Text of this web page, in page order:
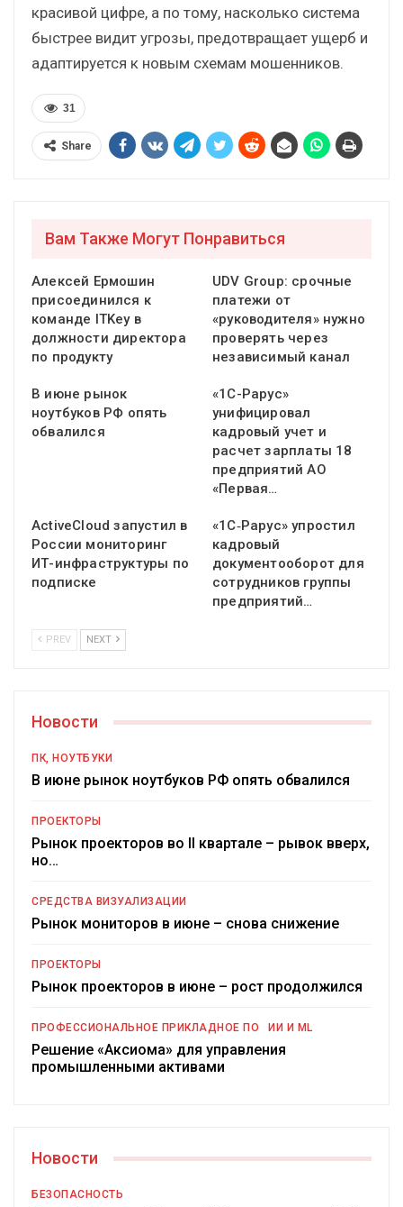
красивой цифре, а по тому, насколько система
быстрее видит угрозы, предотвращает ущерб и
адаптируется к новым схемам мошенников.
31
Share
Вам Также Могут Понравиться
Алексей Ермошин
присоединился к
команде ITKey в
должности директора
по продукту
UDV Group: срочные
платежи от
«руководителя» нужно
проверять через
независимый канал
В июне рынок
ноутбуков РФ опять
обвалился
«1С-Рарус»
унифицировал
кадровый учет и
расчет зарплаты 18
предприятий АО
«Первая…
ActiveCloud запустил в
России мониторинг
ИТ-инфраструктуры по
подписке
«1С‑Рарус» упростил
кадровый
документооборот для
сотрудников группы
предприятий…
PREV NEXT
Новости
ПК, НОУТБУКИ
В июне рынок ноутбуков РФ опять обвалился
ПРОЕКТОРЫ
Рынок проекторов во II квартале – рывок вверх,
но…
СРЕДСТВА ВИЗУАЛИЗАЦИИ
Рынок мониторов в июне – снова снижение
ПРОЕКТОРЫ
Рынок проекторов в июне – рост продолжился
ПРОФЕССИОНАЛЬНОЕ ПРИКЛАДНОЕ ПО ИИ И ML
Решение «Аксиома» для управления
промышленными активами
Новости
БЕЗОПАСНОСТЬ